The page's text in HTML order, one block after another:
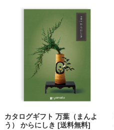
カタログギフト 万葉（まんよ
う） からにしき [送料無料]